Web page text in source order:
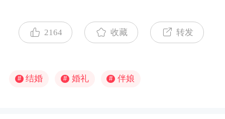
2164 收藏 转发
# 结婚 # 婚礼 # 伴娘